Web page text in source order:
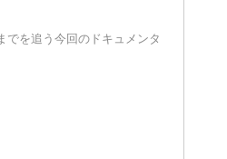
でを追う今回のドキュメンタ